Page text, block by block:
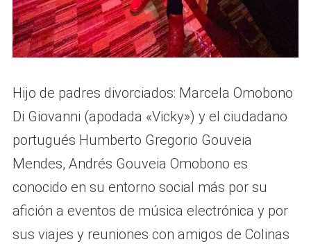
Hijo de padres divorciados: Marcela Omobono
Di Giovanni (apodada «Vicky») y el ciudadano
portugués Humberto Gregorio Gouveia
Mendes, Andrés Gouveia Omobono es
conocido en su entorno social más por su
afición a eventos de música electrónica y por
sus viajes y reuniones con amigos de Colinas